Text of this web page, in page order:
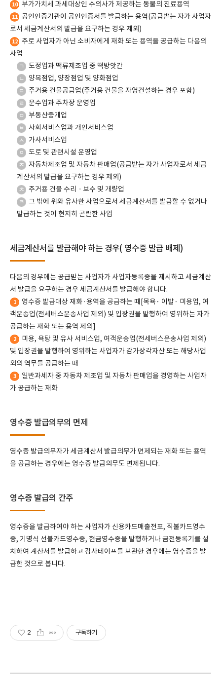
10 부가가치세 과세대상인 수의사가 제공하는 동물의 진료용역
11
공인인증기관이 공인인증서를 발급하는 용역(공급받는 자가 사업자
로서 세금계산서의 발급을 요구하는 경우 제외)
12
주로 사업자가 아닌 소비자에게 재화 또는 용역을 공급하는 다음의
사업
ㄱ 도정업과 떡류제조업 중 떡방앗간
ㄴ 양복점업, 양장점업 및 양화점업
ㄷ 주거용 건물공급업(주거용 건물을 자영건설하는 경우 포함)
ㄹ 운수업과 주차장 운영업
ㅁ 부동산중개업
ㅂ 사회서비스업과 개인서비스업
ㅅ 가사서비스업
ㅇ 도로 및 관련시설 운영업
ㅈ
자동차제조업 및 자동차 판매업(공급받는 자가 사업자로서 세금
계산서의 발급을 요구하는 경우 제외)
ㅊ 주거용 건물 수리ㆍ보수 및 개량업
ㅋ
그 밖에 위와 유사한 사업으로서 세금계산서를 발급할 수 없거나
발급하는 것이 현저히 곤란한 사업
세금계산서를 발급해야 하는 경우( 영수증 발급 배제)
다음의 경우에는 공급받는 사업자가 사업자등록증을 제시하고 세금계산
서 발급을 요구하는 경우 세금계산서를 발급해야 합니다.
1
영수증 발급대상 재화·용역을 공급하는 때[목욕· 이발· 미용업, 여
객운송업(전세버스운송사업 제외) 및 입장권을 발행하여 영위하는 자가
공급하는 재화 또는 용역 제외]
2
미용, 욕탕 및 유사 서비스업, 여객운송업(전세버스운송사업 제외)
및 입장권을 발행하여 영위하는 사업자가 감가상각자산 또는 해당사업
외의 역무를 공급하는 때
3
일반과세자 중 자동차 제조업 및 자동차 판매업을 경영하는 사업자
가 공급하는 재화
영수증 발급의무의 면제
영수증 발급의무자가 세금계산서 발급의무가 면제되는 재화 또는 용역
을 공급하는 경우에는 영수증 발급의무도 면제됩니다.
영수증 발급의 간주
영수증을 발급하여야 하는 사업자가 신용카드매출전표, 직불카드영수
증, 기명식 선불카드영수증, 현금영수증을 발행하거나 금전등록기를 설
치하여 계산서를 발급하고 감사테이프를 보관한 경우에는 영수증을 발
급한 것으로 봅니다.
2 구독하기